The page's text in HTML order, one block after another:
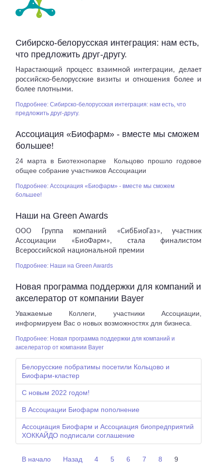
Сибирско-белорусская интеграция: нам есть,
что предложить друг-другу.
Нарастающий процесс взаимной интеграции, делает
российско-белорусские визиты и отношения более и
более плотными.
Подробнее: Сибирско-белорусская интеграция: нам есть, что
предложить друг-другу.
Ассоциация «Биофарм» - вместе мы сможем
большее!
24 марта в Биотехнопарке
Кольцово прошло годовое
общее собрание участников Ассоциации
Подробнее: Ассоциация «Биофарм» - вместе мы сможем
большее!
Наши на Green Awards
ООО Группа компаний «СибБиоГаз», участник
Ассоциации «БиоФарм», стала финалистом
Всероссийской национальной премии
Подробнее: Наши на Green Awards
Новая программа поддержки для компаний и
акселератор от компании Bayer
Уважаемые Коллеги, участники Ассоциации,
информируем Вас о новых возможностях для бизнеса.
Подробнее: Новая программа поддержки для компаний и
акселератор от компании Bayer
Белорусские побратимы посетили Кольцово и
Биофарм-кластер
С новым 2022 годом!
В Ассоциации Биофарм пополнение
Ассоциация Биофарм и Ассоциация биопредприятий
ХОККАЙДО подписали соглашение
В начало Назад 4 5 6 7 8 9